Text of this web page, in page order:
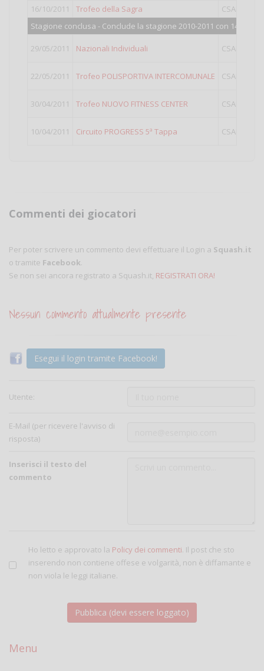
16/10/2011 Trofeo della Sagra CSAIN
Stagione conclusa - Conclude la stagione 2010-2011 con 144 punti.
29/05/2011 Nazionali Individuali CSAIN
22/05/2011 Trofeo POLISPORTIVA INTERCOMUNALE CSAIN
30/04/2011 Trofeo NUOVO FITNESS CENTER CSAIN
10/04/2011 Circuito PROGRESS 5ª Tappa CSAIN
Commenti dei giocatori
Per poter scrivere un commento devi effettuare il Login a Squash.it
o tramite Facebook.
Se non sei ancora registrato a Squash.it, REGISTRATI ORA!
Nessun commento attualmente presente
Esegui il login tramite Facebook!
Utente:
E-Mail (per ricevere l'avviso di
risposta)
Inserisci il testo del
commento
Ho letto e approvato la Policy dei commenti. Il post che sto
inserendo non contiene offese e volgarità, non è diffamante e
non viola le leggi italiane.
Menu